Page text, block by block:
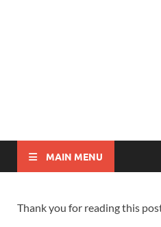
MAIN MENU
Thank you for reading this